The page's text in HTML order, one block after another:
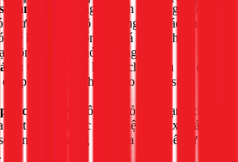
lạnh:
Mỗi dòng tủ lạnh sử dụng một
ngưỡng nhiệt độ và thông số khác nhau.
thể khiến hệ thống xả đá không hoạt
động sai, gây hỏng nặng hơn.
Gắn sò lạnh không chặt, đấu nối dây
chập điện, nguy hiểm cho người sử
triệt để:
Đôi khi, hỏng sò lạnh chỉ
một vấn đề khác trong hệ thống xả đá.
lạnh mà không kiểm tra tổng thể, sự cố